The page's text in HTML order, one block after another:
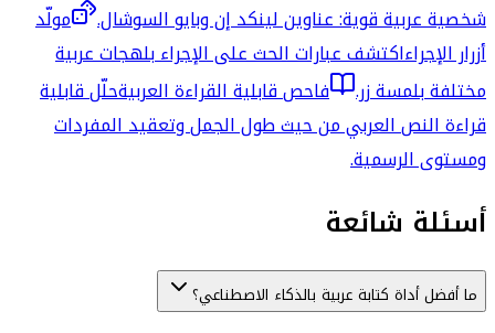
شخصية عربية قوية: عناوين لينكد إن وبايو السوشال.
مولّد
أزرار الإجراءاكتشف عبارات الحث على الإجراء بلهجات عربية
مختلفة بلمسة زر.
فاحص قابلية القراءة العربيةحلّل قابلية
قراءة النص العربي من حيث طول الجمل وتعقيد المفردات
ومستوى الرسمية.
أسئلة شائعة
ما أفضل أداة كتابة عربية بالذكاء الاصطناعي؟